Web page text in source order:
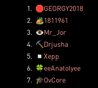
1. 🛑GEORGY2018
2. 🏕️1811961
3. 👁️Mr_Jor
4. ⛏️ Drjusha
5.
◽ Xepp
6. 🍀eeAnatolyee
7. 🎓OvCore